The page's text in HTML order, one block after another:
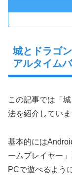
城とドラゴ
アルタイム
この記事では「
法を紹介していま
基本的には
ームプレイヤー
PCで遊べるよう